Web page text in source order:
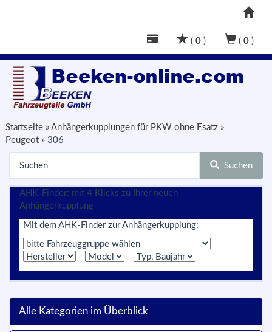
( 0 ) ( 0 )
Startseite » Anhängerkupplungen für PKW ohne Esatz »
Peugeot » 306
Suchen
AHK-Finder: mit 4 Klicks zu Ihrer neuen
Anhängerkupplung
Mit dem AHK-Finder zur Anhängerkupplung:
Alle Kategorien im Überblick